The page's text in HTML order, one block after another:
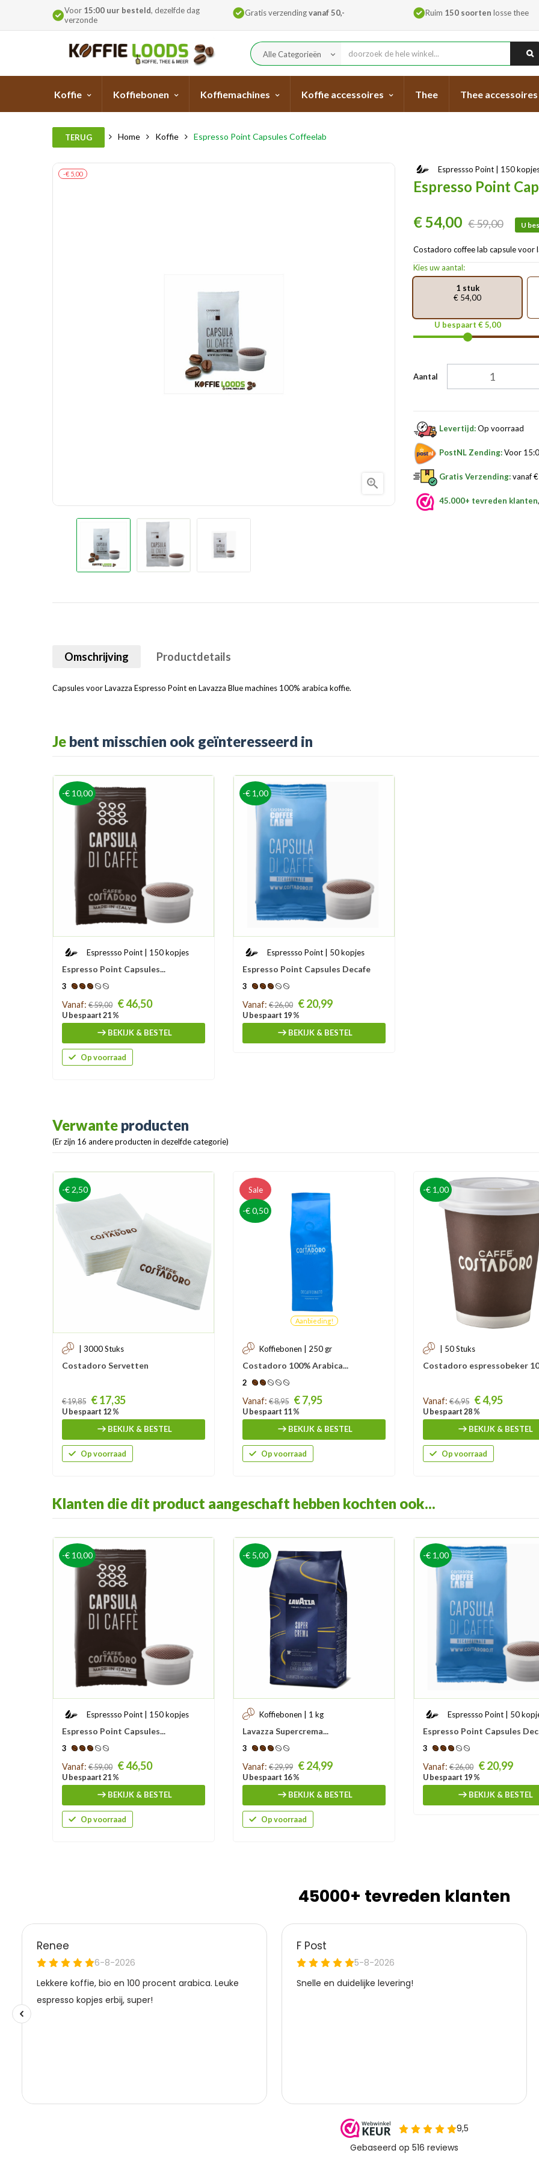
Voor 15:00 uur besteld, dezelfde dag
verzonde
Gratis verzendingvanaf 50,- Ruim 150 soorten losse thee
Alle Categorieën keyboard_arrow_down
Koffie Koffiebonen Koffiemachines Koffie accessoires Thee Thee accessoires
TERUG Home Koffie Espresso Point Capsules Coffeelab
-€ 5,00

Espressso Point | 150
Espresso Point
€ 54,00 € 59,00 U
Costadoro coffee lab capsule voor
Kies uw aantal:
1 stuk
€ 54,00
U bespaart € 5,00
Aantal
Levertijd:Op voorraad
PostNL Zending:Voor
Gratis Verzending:vanaf
45.000+ tevreden klanten
Omschrijving Productdetails
Capsules voor Lavazza Espresso Point en Lavazza Blue machines 100% arabica koffie.
Je bent misschien ook geïnteresseerd in
-€ 10,00
Espressso Point | 150 kopjes
Espresso Point Capsules...
3
Prijs
Vanaf: € 59,00 € 46,50
U bespaart 21 %
BEKIJK & BESTEL
Op voorraad
-€ 1,00
Espressso Point | 50 kopjes
Espresso Point Capsules Decafe
3
Prijs
Vanaf: € 26,00 € 20,99
U bespaart 19 %
BEKIJK & BESTEL
Verwante producten
(Er zijn 16 andere producten in dezelfde categorie)
-€ 2,50
| 3000 Stuks
Costadoro Servetten
Prijs
€ 19,85 € 17,35
U bespaart 12 %
BEKIJK & BESTEL
Op voorraad
Sale
-€ 0,50
Aanbieding!
Koffiebonen | 250 gr
Costadoro 100% Arabica...
2
Prijs
Vanaf: € 8,95 € 7,95
U bespaart 11 %
BEKIJK & BESTEL
Op voorraad
-€ 1,00
| 50 Stuks
Costadoro espressobeker
Prijs
Vanaf: € 6,95 € 4,95
U bespaart 28 %
BEKIJK & BESTEL
Op voorraad
Klanten die dit product aangeschaft hebben kochten ook...
-€ 10,00
Espressso Point | 150 kopjes
Espresso Point Capsules...
3
Prijs
Vanaf: € 59,00 € 46,50
U bespaart 21 %
BEKIJK & BESTEL
Op voorraad
-€ 5,00
Koffiebonen | 1 kg
Lavazza Supercrema...
3
Prijs
Vanaf: € 29,99 € 24,99
U bespaart 16 %
BEKIJK & BESTEL
Op voorraad
-€ 1,00
Espressso Point | 50
Espresso Point Capsules
3
Prijs
Vanaf: € 26,00 € 20,99
U bespaart 19 %
BEKIJK & BESTEL
45000+ tevreden klanten